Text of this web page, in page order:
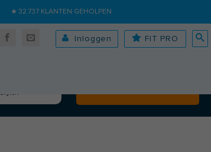
★ 32.737 KLANTEN GEHOLPEN
Inloggen FIT PRO